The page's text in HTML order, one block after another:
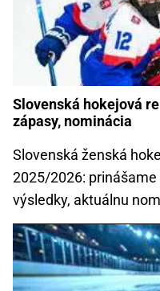
Slovenská hokejová
zápasy, nominácia
Slovenská ženská
2025/2026:
výsledky, aktuálnu